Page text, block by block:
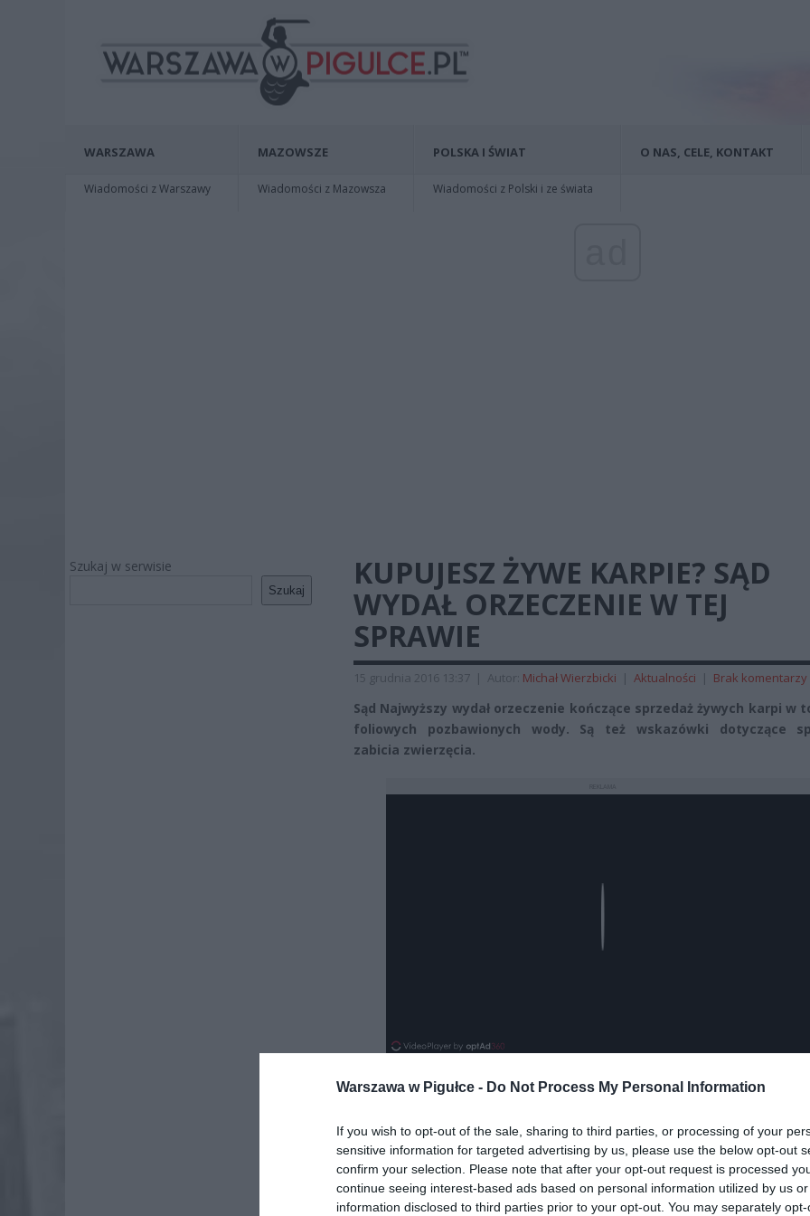
Warszawa w Pigułce - Do Not Process My Personal Information
If you wish to opt-out of the sale, sharing to third parties, or processing of your
sensitive information for targeted advertising by us, please use the below opt-out
confirm your selection. Please note that after your opt-out request is processed
continue seeing interest-based ads based on personal information utilized by us
information disclosed to third parties prior to your opt-out. You may separately
WARSZAWA
Wiadomości z Warszawy
MAZOWSZE
Wiadomości z Mazowsza
POLSKA I ŚWIAT
Wiadomości z Polski i ze świata
O NAS, CELE, KONTAKT
Szukaj w serwisie
Szukaj
KUPUJESZ ŻYWE KARPIE? SĄD
WYDAŁ ORZECZENIE W TEJ
SPRAWIE
15 grudnia 2016 13:37 | Autor: Michał Wierzbicki | Aktualności | Brak komentarzy
Sąd Najwyższy wydał orzeczenie kończące sprzedaż żywych karpi w
foliowych pozbawionych wody. Są też wskazówki dotyczące
zabicia zwierzęcia.
Dodaj nas do preferowanych źródeł w Google